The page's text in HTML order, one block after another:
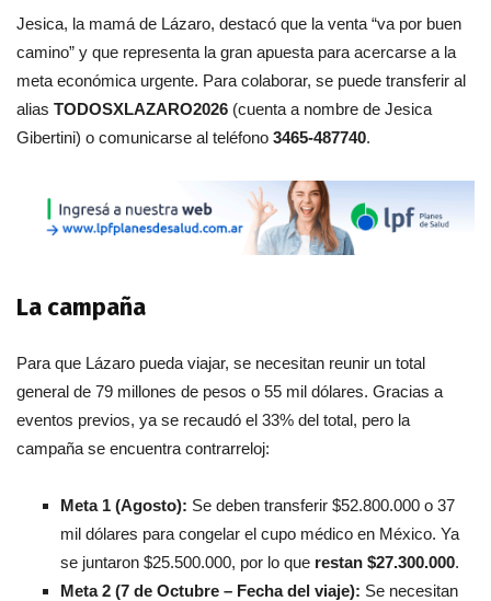
Jesica, la mamá de Lázaro, destacó que la venta “va por buen
camino” y que representa la gran apuesta para acercarse a la
meta económica urgente. Para colaborar, se puede transferir al
alias TODOSXLAZARO2026 (cuenta a nombre de Jesica
Gibertini) o comunicarse al teléfono 3465-487740.
La campaña
Para que Lázaro pueda viajar, se necesitan reunir un total
general de 79 millones de pesos o 55 mil dólares. Gracias a
eventos previos, ya se recaudó el 33% del total, pero la
campaña se encuentra contrarreloj:
Meta 1 (Agosto): Se deben transferir $52.800.000 o 37
mil dólares para congelar el cupo médico en México. Ya
se juntaron $25.500.000, por lo que restan $27.300.000.
Meta 2 (7 de Octubre – Fecha del viaje): Se necesitan